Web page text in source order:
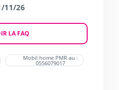
11/26
LA FAQ
Mobil home PMR au :
0556079017